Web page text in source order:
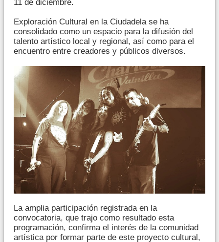
11 de diciembre.
Exploración Cultural en la Ciudadela se ha
consolidado como un espacio para la difusión del
talento artístico local y regional, así como para el
encuentro entre creadores y públicos diversos.
La amplia participación registrada en la
convocatoria, que trajo como resultado esta
programación, confirma el interés de la comunidad
artística por formar parte de este proyecto cultural,